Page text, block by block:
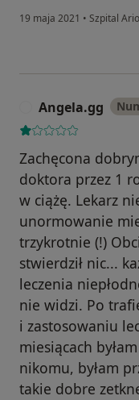
19 maja 2021 • Szpital
Angela.gg
Zachęcona
doktora przez 1
w ciążę. Lekarz
unormowanie
trzykrotnie (!)
stwierdził nic...
leczenia
nie widzi. Po
i zastosowaniu
miesiącach
nikomu, byłam
takie dobre